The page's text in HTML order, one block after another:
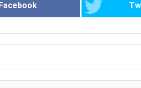
Facebook